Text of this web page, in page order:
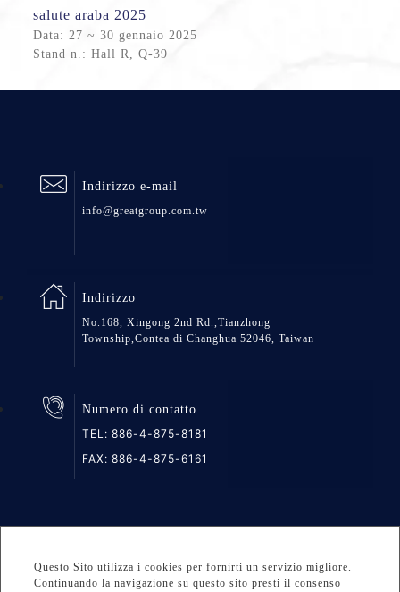
salute araba 2025
Data: 27 ~ 30 gennaio 2025
Stand n.: Hall R, Q-39
Questo Sito utilizza i cookies per fornirti un servizio migliore.
Continuando la navigazione su questo sito presti il consenso
Indirizzo e-mail
info@greatgroup.com.tw
Indirizzo
No.168, Xingong 2nd Rd.,Tianzhong
Township,Contea di Changhua 52046, Taiwan
Numero di contatto
TEL: 886-4-875-8181
FAX: 886-4-875-6161
Copyright © 2026 GREAT GROUP MEDICAL CO., LTD. All